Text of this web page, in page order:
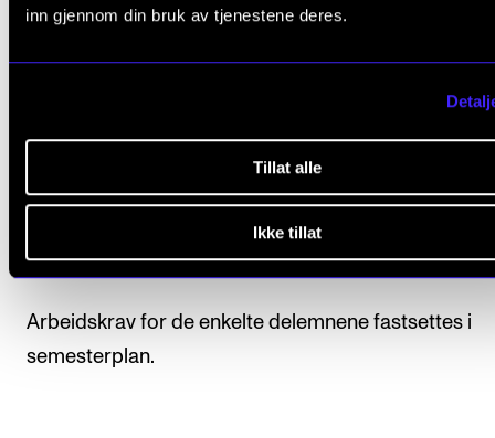
inn gjennom din bruk av tjenestene deres.
Tillat alle
Ikke tillat
studieprogram.
Praksis
Deltagelse i praksisaktiviteter er obligatorisk.
skal delta i minst ett dirigeringsprosjekt med kor.
Arbeidskrav for de enkelte delemnene fastsettes i
semesterplan.